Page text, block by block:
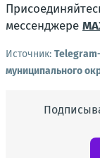
мессенджере
Источник:
муниципального